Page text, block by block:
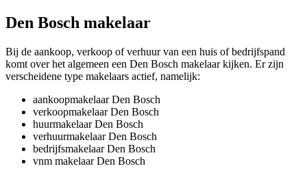
Den Bosch makelaar
Bij de aankoop, verkoop of verhuur van een huis of bedrijfspand
komt over het algemeen een Den Bosch makelaar kijken. Er zijn
verscheidene type makelaars actief, namelijk:
aankoopmakelaar Den Bosch
verkoopmakelaar Den Bosch
huurmakelaar Den Bosch
verhuurmakelaar Den Bosch
bedrijfsmakelaar Den Bosch
vnm makelaar Den Bosch